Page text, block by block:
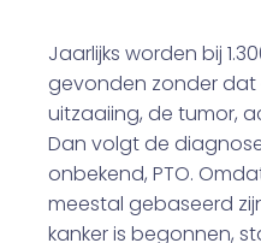
Jaarlijks worden bij
gevonden zonder dat
uitzaaiing, de tumor,
Dan volgt de
onbekend, PTO.
meestal gebaseerd
kanker is begonnen,